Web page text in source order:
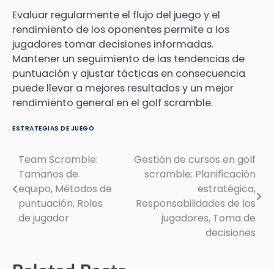
Evaluar regularmente el flujo del juego y el
rendimiento de los oponentes permite a los
jugadores tomar decisiones informadas.
Mantener un seguimiento de las tendencias de
puntuación y ajustar tácticas en consecuencia
puede llevar a mejores resultados y un mejor
rendimiento general en el golf scramble.
ESTRATEGIAS DE JUEGO
Post
navigation
Team Scramble:
Tamaños de
equipo, Métodos de
puntuación, Roles
de jugador
Gestión de cursos en golf
scramble: Planificación
estratégica,
Responsabilidades de los
jugadores, Toma de
decisiones